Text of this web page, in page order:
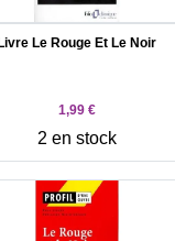
Livre Le Rouge Et Le Noir
1,99 €
2 en stock